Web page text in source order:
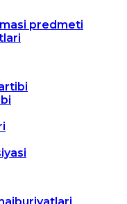
predmeti